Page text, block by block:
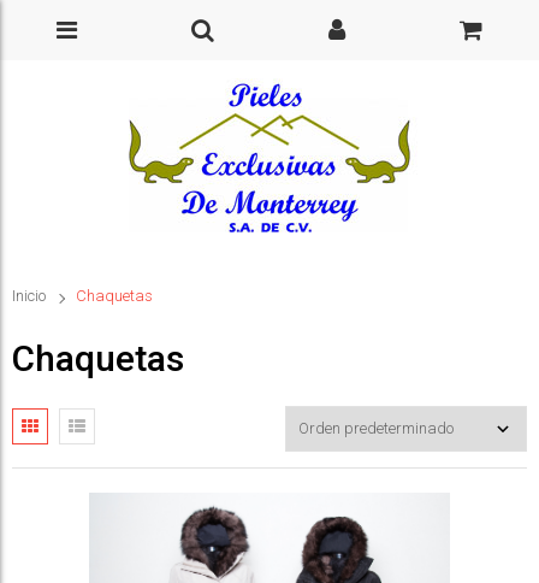
Inicio Chaquetas
Chaquetas